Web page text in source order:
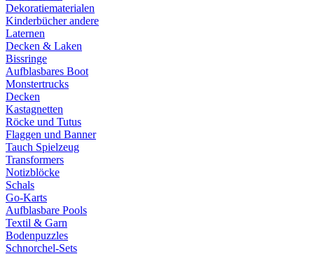
Dekoratiematerialen
Kinderbücher andere
Laternen
Decken & Laken
Bissringe
Aufblasbares Boot
Monstertrucks
Decken
Kastagnetten
Röcke und Tutus
Flaggen und Banner
Tauch Spielzeug
Transformers
Notizblöcke
Schals
Go-Karts
Aufblasbare Pools
Textil & Garn
Bodenpuzzles
Schnorchel-Sets